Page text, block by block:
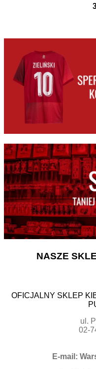
NASZE
OFICJALNY SKLEP
ul.
02-
E-mail: